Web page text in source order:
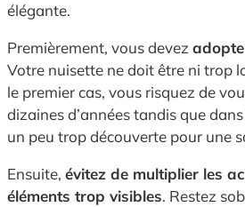
élégante.
Premièrement, vous devez
Votre nuisette ne doit être ni trop
le premier cas, vous risquez de
dizaines d’années tandis que
un peu trop découverte pour une
Ensuite, évitez de multiplier les
éléments trop visibles. Restez